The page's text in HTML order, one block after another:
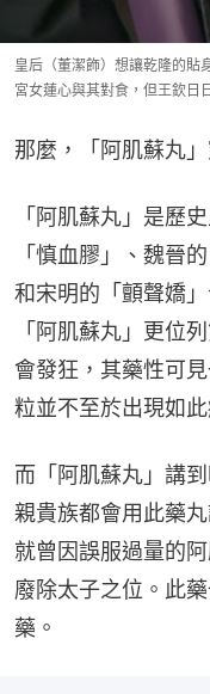
皇后（董潔飾）想讓乾隆的貼
宮女蓮心與其對食，但王欽日
那麼，「阿肌蘇丸
「阿肌蘇丸」是歷
「慎血膠」、魏晉
和宋明的「顫聲嬌
「阿肌蘇丸」更位
會發狂，其藥性可
粒並不至於出現如
而「阿肌蘇丸」講
親貴族都會用此藥
就曾因誤服過量的
廢除太子之位。此
藥。